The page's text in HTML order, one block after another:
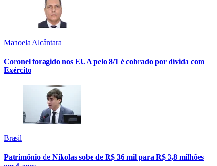
Manoela Alcântara
Coronel foragido nos EUA pelo 8/1 é cobrado por dívida com
Exército
Brasil
Patrimônio de Nikolas sobe de R$ 36 mil para R$ 3,8 milhões